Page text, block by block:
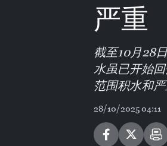
严重
截至10月28
水虽已开始
范围积水和严
28/10/2025 04:11